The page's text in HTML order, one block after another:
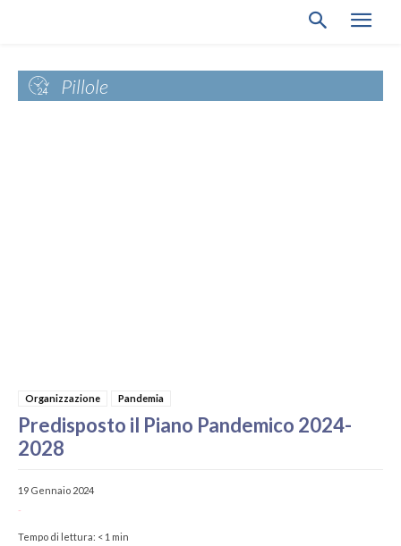
Pillole
Organizzazione Pandemia
Predisposto il Piano Pandemico 2024-
2028
19 Gennaio 2024
-
Tempo di lettura: < 1 min